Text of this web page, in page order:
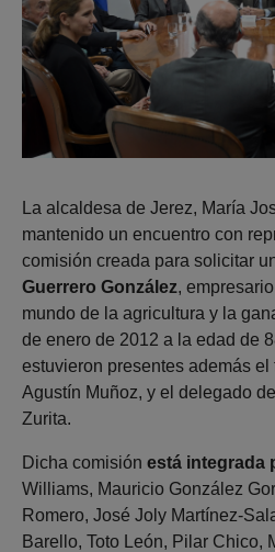
La alcaldesa de Jerez, María
mantenido un encuentro con
comisión creada para solicitar
Guerrero González,
mundo de la agricultura y la
de enero de 2012 a la edad de
estuvieron presentes además
Agustín Muñoz, y el delegado
Zurita.
Dicha comisión está integrada
Williams, Mauricio González
Romero, José Joly Martínez-
Barello, Toto León, Pilar Chico,